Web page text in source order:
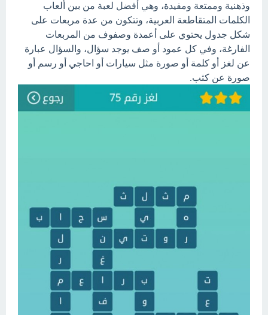
وذهنية وممتعة ومفيدة، وهي أفضل لعبة من بين ألعاب
الكلمات المتقاطعة العربية، وتتكون من عدة مربعات على
شكل جدول يحتوي على أعمدة وصفوف من المربعات
الفارغة، وفي كل عمود أو صف يوجد سؤال، والسؤال عبارة
عن لغز أو كلمة أو صورة مثل سيارات أو احاجي أو رسم أو
صورة عن كثب.